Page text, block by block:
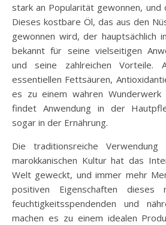
stark an Popularität gewonnen, und
Dieses kostbare Öl, das aus den
gewonnen wird, der hauptsächlich
bekannt für seine vielseitigen
und seine zahlreichen Vorteile.
essentiellen Fettsäuren,
es zu einem wahren
findet Anwendung in der
sogar in der Ernährung.
Die traditionsreiche
marokkanischen Kultur hat das
Welt geweckt, und immer mehr
positiven Eigenschaften dieses
feuchtigkeitsspendenden und
machen es zu einem idealen